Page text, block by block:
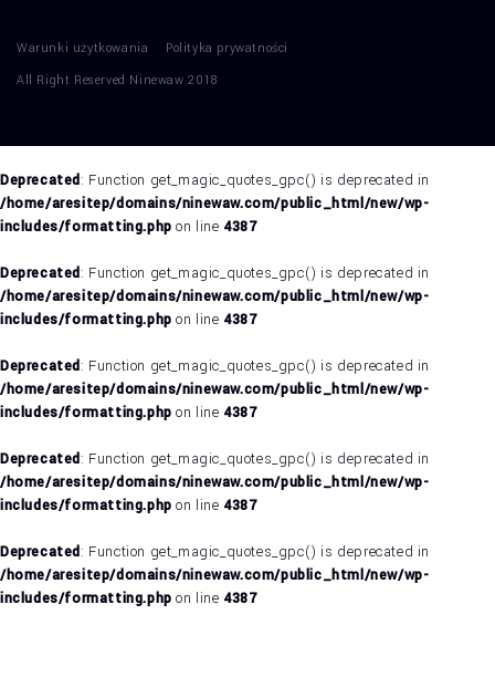
Warunki użytkowania
Polityka prywatności
All Right Reserved Ninewaw 2018
Deprecated: Function get_magic_quotes_gpc() is deprecated in
/home/aresitep/domains/ninewaw.com/public_html/new/wp-
includes/formatting.php on line 4387
Deprecated: Function get_magic_quotes_gpc() is deprecated in
/home/aresitep/domains/ninewaw.com/public_html/new/wp-
includes/formatting.php on line 4387
Deprecated: Function get_magic_quotes_gpc() is deprecated in
/home/aresitep/domains/ninewaw.com/public_html/new/wp-
includes/formatting.php on line 4387
Deprecated: Function get_magic_quotes_gpc() is deprecated in
/home/aresitep/domains/ninewaw.com/public_html/new/wp-
includes/formatting.php on line 4387
Deprecated: Function get_magic_quotes_gpc() is deprecated in
/home/aresitep/domains/ninewaw.com/public_html/new/wp-
includes/formatting.php on line 4387